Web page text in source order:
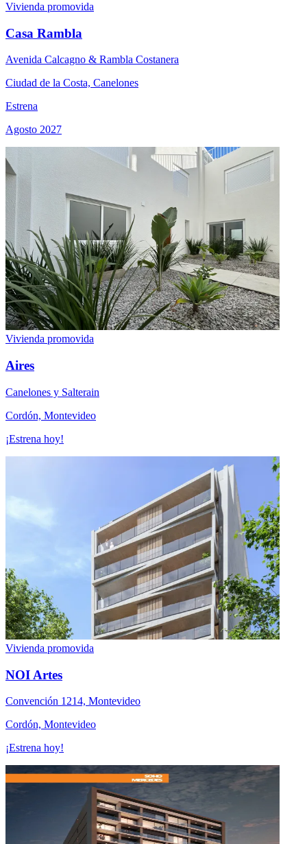
Vivienda promovida
Casa Rambla
Avenida Calcagno & Rambla Costanera
Ciudad de la Costa, Canelones
Estrena
Agosto 2027
Vivienda promovida
Aires
Canelones y Salterain
Cordón, Montevideo
¡Estrena hoy!
Vivienda promovida
NOI Artes
Convención 1214, Montevideo
Cordón, Montevideo
¡Estrena hoy!